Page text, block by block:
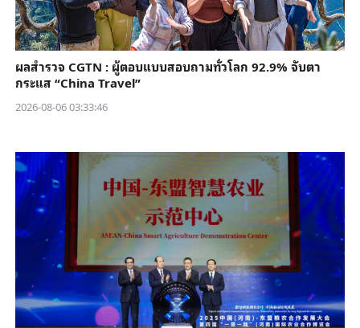
ผลสำรวจ CGTN : ผู้ตอบแบบสอบถามทั่วโลก 92.9% จับตา
กระแส “China Travel”
2026-08-06 03:33:46